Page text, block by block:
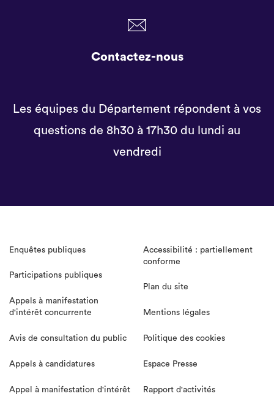
Contactez-nous
Les équipes du Département répondent à vos
questions de 8h30 à 17h30 du lundi au
vendredi
Enquêtes publiques
Participations publiques
Appels à manifestation
d'intérêt concurrente
Avis de consultation du public
Appels à candidatures
Appel à manifestation d'intérêt
Accessibilité : partiellement
conforme
Plan du site
Mentions légales
Politique des cookies
Espace Presse
Rapport d'activités